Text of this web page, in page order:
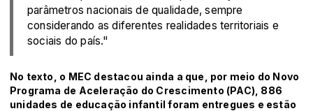
parâmetros nacionais de qualidade, sempre
considerando as diferentes realidades territoriais e
sociais do país."
No texto, o MEC destacou ainda a que, por meio do Novo
Programa de Aceleração do Crescimento (PAC), 886
unidades de educação infantil foram entregues e estão